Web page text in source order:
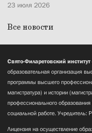
23 июля 2026
Все новости
Свято-Филаретовский
образовательная организация
программы высшего
магистратура) и истории
профессионального
социальной работе. Учредитель:
Лицензия на осуществление